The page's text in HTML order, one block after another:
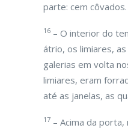
parte: cem côvados.
16 – O interior do
átrio, os limiares,
galerias em volta
limiares, eram
até as janelas, as
17 – Acima da